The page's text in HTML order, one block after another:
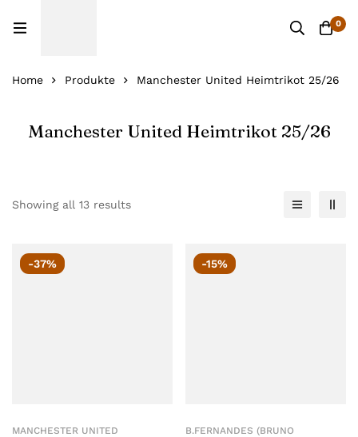
0
Home Produkte Manchester United Heimtrikot 25/26
Manchester United Heimtrikot 25/26
Showing all 13 results
-37%
MANCHESTER UNITED
-15%
B.FERNANDES (BRUNO